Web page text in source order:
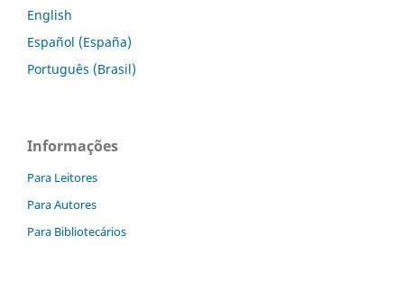
English
Español (España)
Português (Brasil)
Informações
Para Leitores
Para Autores
Para Bibliotecários